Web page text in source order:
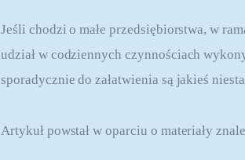
Jeśli chodzi o małe przedsiębiorstwa, w
udział w codziennych czynnościach
sporadycznie do załatwienia są jakieś
Artykuł powstał w oparciu o materiały